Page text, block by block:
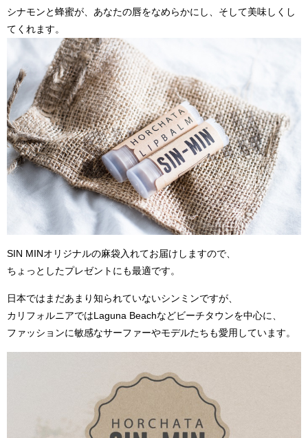
シナモンと蜂蜜が、あなたの唇をなめらかにし、そして美味しくし
てくれます。
SIN MINオリジナルの麻袋入れてお届けしますので、
ちょっとしたプレゼントにも最適です。
日本ではまだあまり知られていないシンミンですが、
カリフォルニアではLaguna Beachなどビーチタウンを中心に、
ファッションに敏感なサーファーやモデルたちも愛用しています。